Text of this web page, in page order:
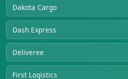
Dakota Cargo
Dash Express
Deliveree
First Logistics